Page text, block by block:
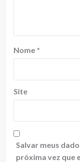
Nome *
Site
Salvar meus
próxima vez que